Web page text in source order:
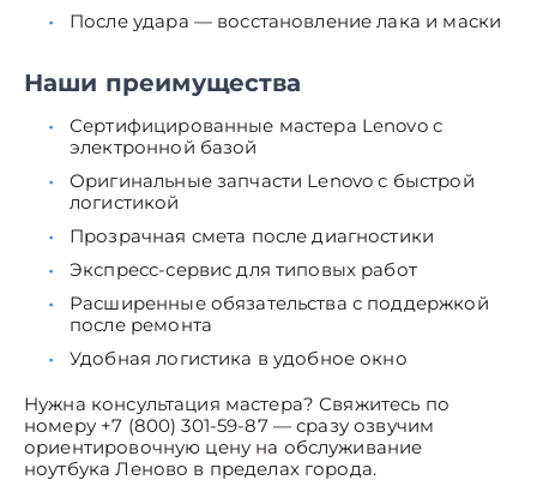
После удара — восстановление лака и маски
Наши преимущества
Сертифицированные мастера Lenovo с
электронной базой
Оригинальные запчасти Lenovo с быстрой
логистикой
Прозрачная смета после диагностики
Экспресс-сервис для типовых работ
Расширенные обязательства с поддержкой
после ремонта
Удобная логистика в удобное окно
Нужна консультация мастера? Свяжитесь по
номеру +7 (800) 301-59-87 — сразу озвучим
ориентировочную цену на обслуживание
ноутбука Леново в пределах города.